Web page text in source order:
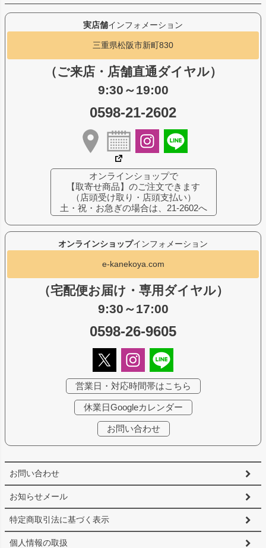
お問い合わせ
お知らせメール
特定商取引法に基づく表示
個人情報の取扱
オンラインショップインフォメーション
e-kanekoya.com
（宅配便お届け・専用ダイヤル）
9:30～17:00
0598-26-9605
営業日・対応時間帯はこちら
休業日Googleカレンダー
お問い合わせ
実店舗インフォメーション
三重県松阪市新町830
（ご来店・店舗直通ダイヤル）
9:30～19:00
0598-21-2602
オンラインショップで
【取寄せ商品】のご注文できます
（店頭受け取り・店頭支払い）
土・祝・お急ぎの場合は、21-2602へ